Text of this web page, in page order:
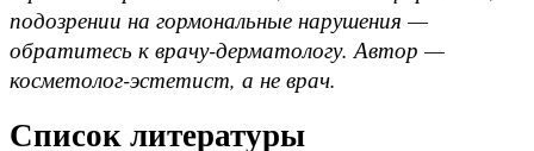
подозрении на гормональные нарушения —
обратитесь к врачу-дерматологу. Автор —
косметолог-эстетист, а не врач.
Список литературы